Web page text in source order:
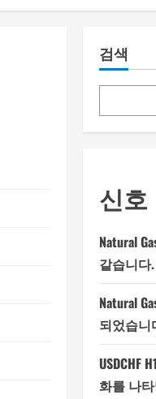
검색
신호
Natural
같습니다.
Natural
되었습니
USDCHF
화를 나